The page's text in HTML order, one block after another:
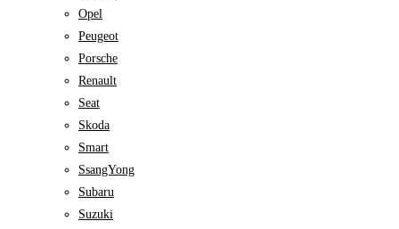
Opel
Peugeot
Porsche
Renault
Seat
Skoda
Smart
SsangYong
Subaru
Suzuki